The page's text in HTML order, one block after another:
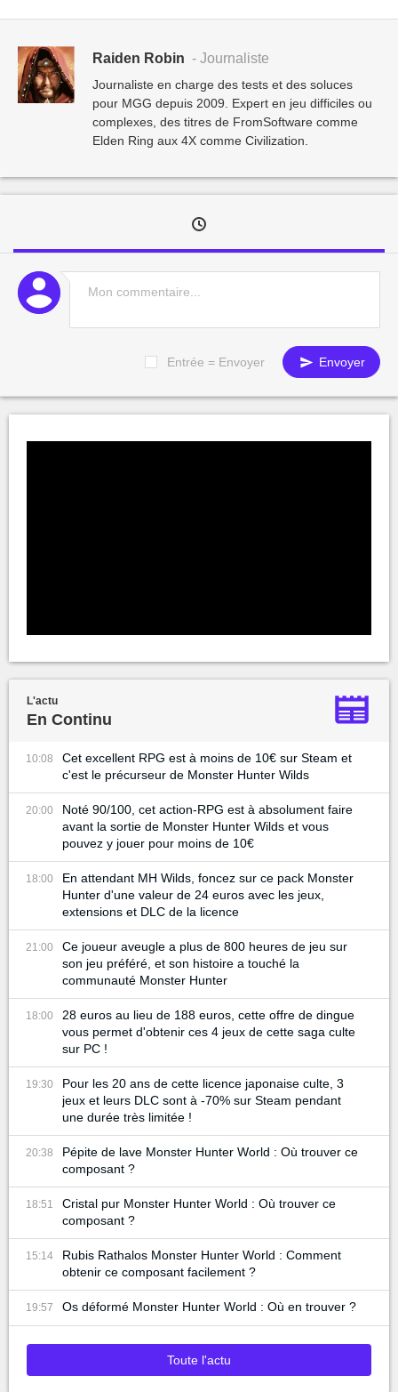
Raiden Robin - Journaliste
Journaliste en charge des tests et des soluces
pour MGG depuis 2009. Expert en jeu difficiles ou
complexes, des titres de FromSoftware comme
Elden Ring aux 4X comme Civilization.
Entrée = Envoyer Envoyer
L'actu
En Continu
10:08
Cet excellent RPG est à moins de 10€ sur Steam et
c'est le précurseur de Monster Hunter Wilds
20:00
Noté 90/100, cet action-RPG est à absolument faire
avant la sortie de Monster Hunter Wilds et vous
pouvez y jouer pour moins de 10€
18:00
En attendant MH Wilds, foncez sur ce pack Monster
Hunter d'une valeur de 24 euros avec les jeux,
extensions et DLC de la licence
21:00
Ce joueur aveugle a plus de 800 heures de jeu sur
son jeu préféré, et son histoire a touché la
communauté Monster Hunter
18:00
28 euros au lieu de 188 euros, cette offre de dingue
vous permet d'obtenir ces 4 jeux de cette saga culte
sur PC !
19:30
Pour les 20 ans de cette licence japonaise culte, 3
jeux et leurs DLC sont à -70% sur Steam pendant
une durée très limitée !
20:38
Pépite de lave Monster Hunter World : Où trouver ce
composant ?
18:51
Cristal pur Monster Hunter World : Où trouver ce
composant ?
15:14
Rubis Rathalos Monster Hunter World : Comment
obtenir ce composant facilement ?
19:57 Os déformé Monster Hunter World : Où en trouver ?
Toute l'actu